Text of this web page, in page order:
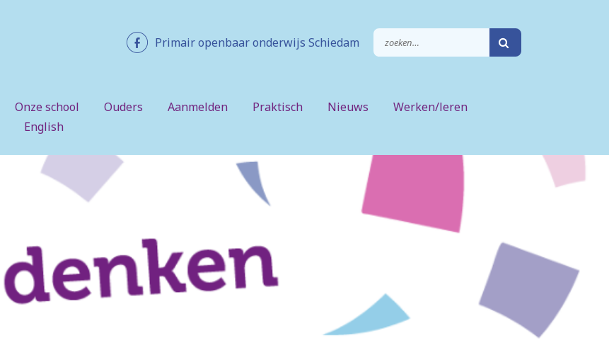
Primair openbaar onderwijs Schiedam
Onze school Ouders Aanmelden Praktisch Nieuws
Werken/leren
English